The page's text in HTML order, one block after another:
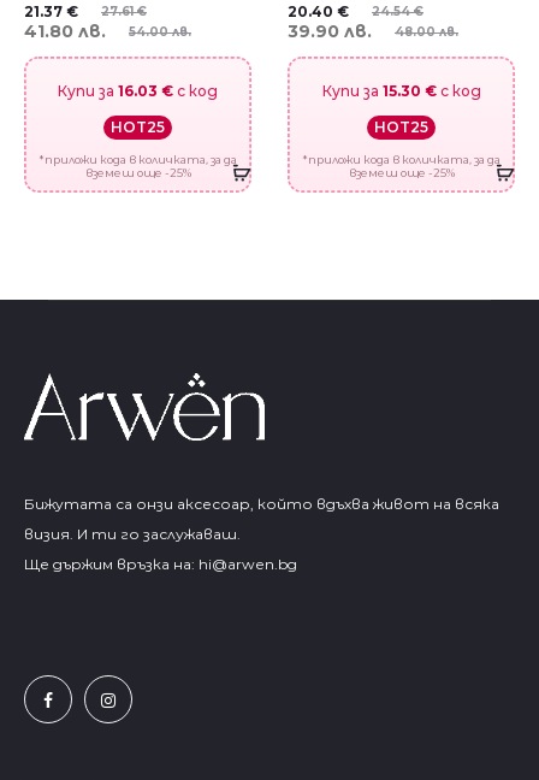
27.61€
21.37 €
54.00 лв.
41.80 лв.
Купи за 16.03 € с код
HOT25
*приложи кода в количката, за да
вземеш още -25%
24.54€
20.40 €
48.00 лв.
39.90 лв.
Купи за 15.30 €с код
HOT25
*приложи кода в количката, за да
вземеш още -25%
Бижутата са онзи аксесоар, който вдъхва живот на всяка
визия. И ти го заслужаваш.
Ще държим връзка на: hi@arwen.bg